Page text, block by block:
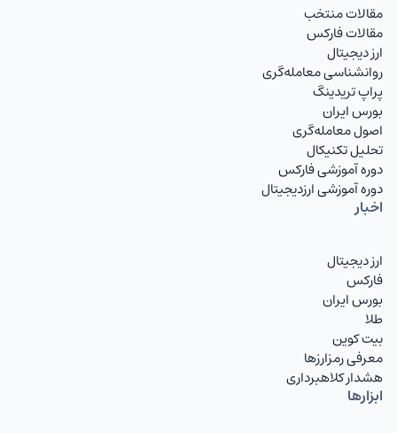
مقالات منتخب
مقالات فارکس
ارز دیجیتال
روانشناسی معامله‌گری
پراپ تریدینگ
بورس ایران
اصول معامله‌گری
تحلیل تکنیکال
دوره آموزشی فارکس
دوره آموزشی ارزدیجیتال
اخبار
ارز دیجیتال
فارکس
بورس ایران
طلا
بیت کوین
معرفی رمزارزها
هشدار کلاهبرداری
ابزارها